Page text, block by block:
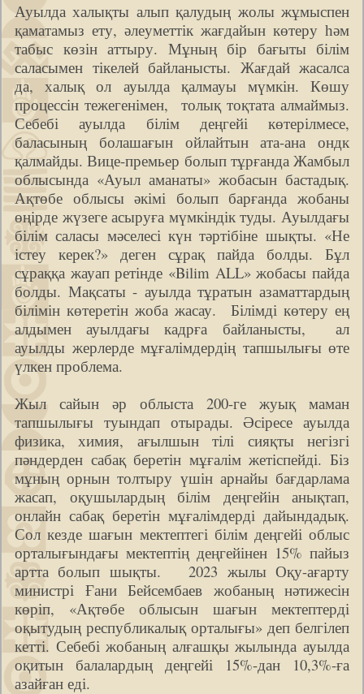
Ауылда халықты алып қалудың жолы жұмыспен
қаматамыз ету, әлеуметтік жағдайын көтеру һәм
табыс көзін аттыру. Мұның бір бағыты білім
саласымен тікелей байланысты. Жағдай жасалса
да, халық ол ауылда қалмауы мүмкін. Көшу
процессін тежегенімен, толық тоқтата алмаймыз.
Себебі ауылда білім деңгейі көтерілмесе,
баласының болашағын ойлайтын ата-ана ондк
қалмайды. Вице-премьер болып тұрғанда Жамбыл
облысында «Ауыл аманаты» жобасын бастадық.
Ақтөбе облысы әкімі болып барғанда жобаны
өңірде жүзеге асыруға мүмкіндік туды. Ауылдағы
білім саласы мәселесі күн тәртібіне шықты. «Не
істеу керек?» деген сұрақ пайда болды. Бұл
сұраққа жауап ретінде «Bilim ALL» жобасы пайда
болды. Мақсаты - ауылда тұратын азаматтардың
білімін көтеретін жоба жасау. Білімді көтеру ең
алдымен ауылдағы кадрға байланысты, ал
ауылды жерлерде мұғалімдердің тапшылығы өте
үлкен проблема.
Жыл сайын әр облыста 200-ге жуық маман
тапшылығы туындап отырады. Әсіресе ауылда
физика, химия, ағылшын тілі сияқты негізгі
пәндерден сабақ беретін мұғалім жетіспейді. Біз
мұның орнын толтыру үшін арнайы бағдарлама
жасап, оқушылардың білім деңгейін анықтап,
онлайн сабақ беретін мұғалімдерді дайындадық.
Сол кезде шағын мектептегі білім деңгейі облыс
орталығындағы мектептің деңгейінен 15% пайыз
артта болып шықты. 2023 жылы Оқу-ағарту
министрі Ғани Бейсембаев жобаның нәтижесін
көріп, «Ақтөбе облысын шағын мектептерді
оқытудың республикалық орталығы» деп белгілеп
кетті. Себебі жобаның алғашқы жылында ауылда
оқитын балалардың деңгейі 15%-дан 10,3%-ға
азайған еді.